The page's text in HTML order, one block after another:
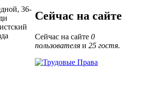
36-
Сейчас на сайте
Сейчас на сайте 0
пользователя и 25 гостя.